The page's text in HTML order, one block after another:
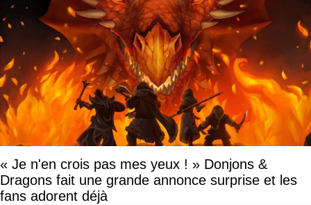
« Je n'en crois pas mes yeux ! » Donjons &
Dragons fait une grande annonce surprise et les
fans adorent déjà